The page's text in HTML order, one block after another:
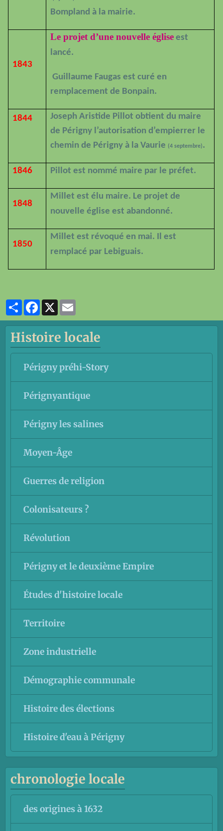
Bompland à la mairie.
1843
Le projet d’une nouvelle église est
lancé.
Guillaume Faugas est curé en
remplacement de Bonpain.
1844
Joseph Aristide Pillot obtient du maire
de Périgny l’autorisation d’empierrer le
chemin de Périgny à la Vaurie (4 septembre).
1846 Pillot est nommé maire par le préfet.
1848
Millet est élu maire. Le projet de
nouvelle église est abandonné.
1850
Millet est révoqué en mai. Il est
remplacé par Lebiguais.
PartagerFacebook
X
Histoire locale
Périgny préhi-Story
Pérignyantique
Périgny les salines
Moyen-Âge
Guerres de religion
Colonisateurs ?
Révolution
Périgny et le deuxième Empire
Études d'histoire locale
Territoire
Zone industrielle
Démographie communale
Histoire des élections
Histoire d'eau à Périgny
chronologie locale
des origines à 1632